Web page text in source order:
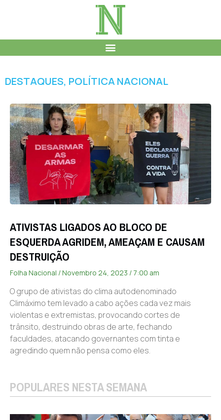
DESTAQUES, POLÍTICA NACIONAL
ATIVISTAS LIGADOS AO BLOCO DE
ESQUERDA AGRIDEM, AMEAÇAM E CAUSAM
DESTRUIÇÃO
Folha Nacional Novembro 24, 2023 7:00 am
O grupo de ativistas do clima autodenominado
Climáximo tem levado a cabo ações cada vez mais
violentas e extremistas, provocando cortes de
trânsito, destruindo obras de arte, fechando
faculdades, atacando governantes com tinta e
agredindo quem não pensa como eles.
POPULARES NESTA SEMANA